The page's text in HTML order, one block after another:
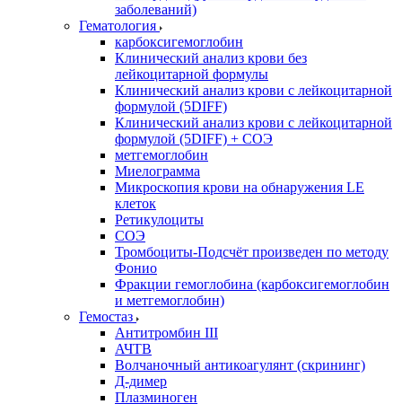
заболеваний)
Гематология
карбоксигемоглобин
Клинический анализ крови без
лейкоцитарной формулы
Клинический анализ крови с лейкоцитарной
формулой (5DIFF)
Клинический анализ крови с лейкоцитарной
формулой (5DIFF) + СОЭ
метгемоглобин
Миелограмма
Микроскопия крови на обнаружения LE
клеток
Ретикулоциты
СОЭ
Тромбоциты-Подсчёт произведен по методу
Фонио
Фракции гемоглобина (карбоксигемоглобин
и метгемоглобин)
Гемостаз
Антитромбин III
АЧТВ
Волчаночный антикоагулянт (скрининг)
Д-димер
Плазминоген